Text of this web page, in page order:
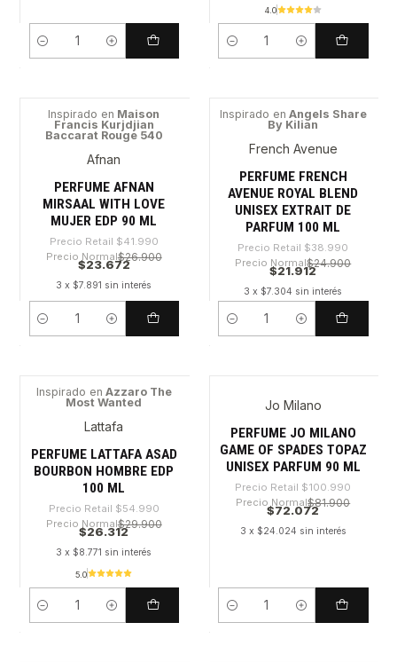
Cantidad
4.0
Cantidad
-43%
Inspirado en Maison
Francis Kurjdjian
Baccarat Rouge 540
Afnan
PERFUME AFNAN
MIRSAAL WITH LOVE
MUJER EDP 90 ML
Precio Retail $41.990
Precio Normal$26.900
$23.672
3 x $7.891 sin interés
Cantidad
Inspirado en Angels Share
By Kilian
French Avenue
PERFUME FRENCH
AVENUE ROYAL BLEND
UNISEX EXTRAIT DE
PARFUM 100 ML
Precio Retail $38.990
Precio Normal$24.900
$21.912
3 x $7.304 sin interés
Cantidad
-52%
Inspirado en Azzaro The
Most Wanted
Lattafa
PERFUME LATTAFA ASAD
BOURBON HOMBRE EDP
100 ML
Precio Retail $54.990
Precio Normal$29.900
$26.312
3 x $8.771 sin interés
5.0
Cantidad
Jo Milano
PERFUME JO MILANO
GAME OF SPADES TOPAZ
UNISEX PARFUM 90 ML
Precio Retail $100.990
Precio Normal$81.900
$72.072
3 x $24.024 sin interés
Cantidad